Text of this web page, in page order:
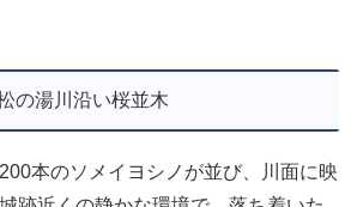
の湯川沿い桜並木
本のソメイヨシノが並び、川面に映